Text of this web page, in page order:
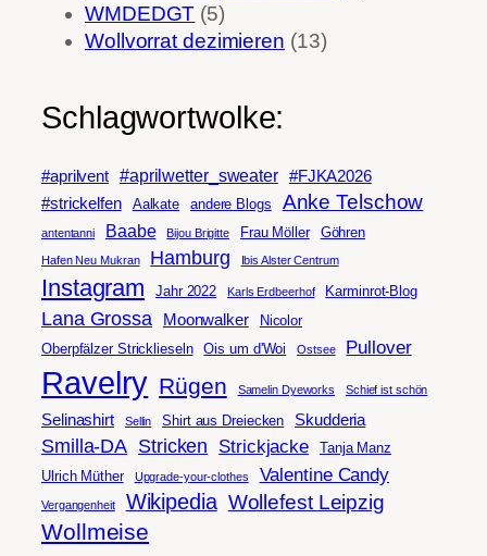
WMDEDGT (5)
Wollvorrat dezimieren (13)
Schlagwortwolke:
#aprilvent #aprilwetter_sweater
#FJKA2026
#strickelfen
Aalkate andere Blogs Anke Telschow
antentanni Baabe Bijou Brigitte Frau Möller Göhren
Hafen Neu Mukran Hamburg Ibis Alster Centrum
Instagram Jahr 2022 Karls Erdbeerhof Karminrot-Blog
Lana Grossa Moonwalker
Nicolor
Oberpfälzer Stricklieseln
Ois um d'Woi Ostsee Pullover
Ravelry Rügen Samelin Dyeworks Schief ist schön
Selinashirt Sellin Shirt aus Dreiecken Skudderia
Smilla-DA Stricken Strickjacke
Tanja Manz
Ulrich Müther
Upgrade-your-clothes Valentine Candy
Vergangenheit Wikipedia Wollefest Leipzig
Wollmeise